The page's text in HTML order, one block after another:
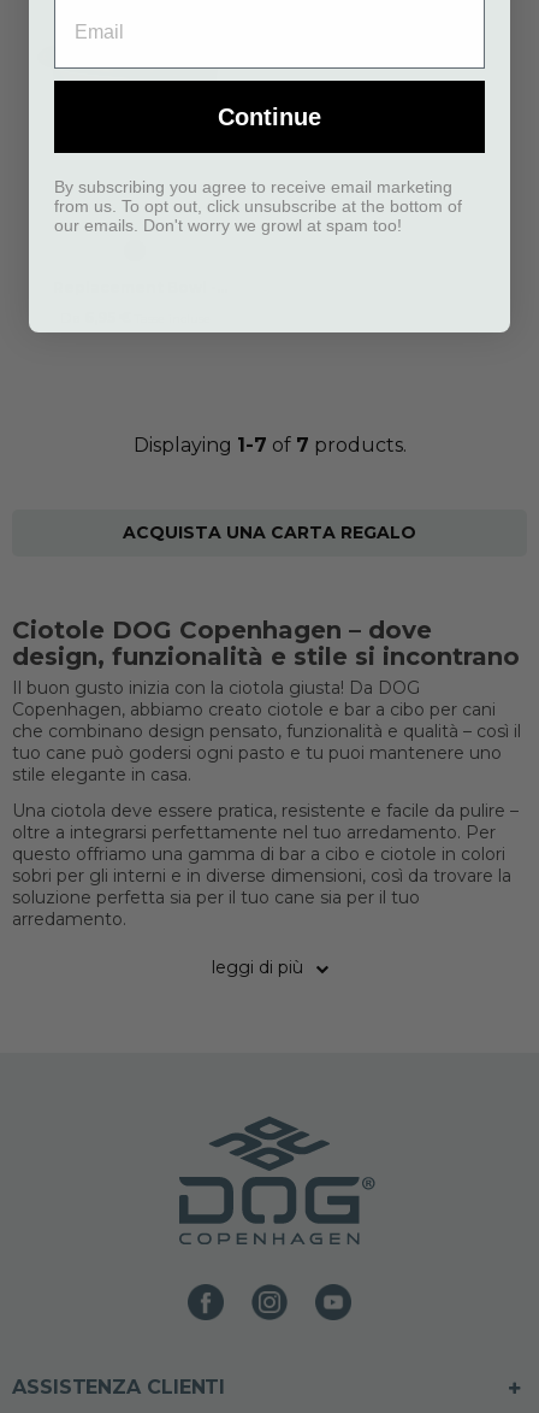
Displaying 1-7 of 7 products.
ACQUISTA UNA CARTA REGALO
Ciotole DOG Copenhagen – dove
design, funzionalità e stile si incontrano
Il buon gusto inizia con la ciotola giusta! Da DOG
Copenhagen, abbiamo creato ciotole e bar a cibo per cani
che combinano design pensato, funzionalità e qualità – così il
tuo cane può godersi ogni pasto e tu puoi mantenere uno
stile elegante in casa.
Una ciotola deve essere pratica, resistente e facile da pulire –
oltre a integrarsi perfettamente nel tuo arredamento. Per
questo offriamo una gamma di bar a cibo e ciotole in colori
sobri per gli interni e in diverse dimensioni, così da trovare la
soluzione perfetta sia per il tuo cane sia per il tuo
arredamento.
leggi di più
ASSISTENZA CLIENTI
Continue
By subscribing you agree to receive email marketing
from us. To opt out, click unsubscribe at the bottom of
our emails. Don't worry we growl at spam too!